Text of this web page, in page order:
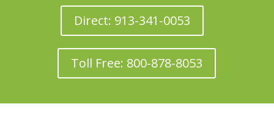
Direct: 913-341-0053
Toll Free: 800-878-8053